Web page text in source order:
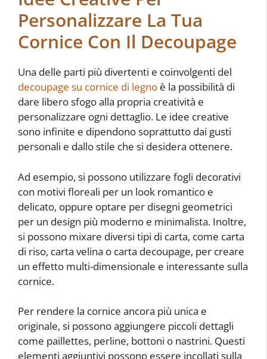
Personalizzare La Tua
Cornice Con Il Decoupage
Una delle parti più divertenti e coinvolgenti del
decoupage su cornice di legno è la possibilità di
dare libero sfogo alla propria creatività e
personalizzare ogni dettaglio. Le idee creative
sono infinite e dipendono soprattutto dai gusti
personali e dallo stile che si desidera ottenere.
Ad esempio, si possono utilizzare fogli decorativi
con motivi floreali per un look romantico e
delicato, oppure optare per disegni geometrici
per un design più moderno e minimalista. Inoltre,
si possono mixare diversi tipi di carta, come carta
di riso, carta velina o carta decoupage, per creare
un effetto multi-dimensionale e interessante sulla
cornice.
Per rendere la cornice ancora più unica e
originale, si possono aggiungere piccoli dettagli
come paillettes, perline, bottoni o nastrini. Questi
elementi aggiuntivi possono essere incollati sulla